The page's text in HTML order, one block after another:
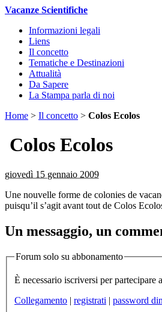
Vacanze Scientifiche
Informazioni legali
Liens
Il concetto
Tematiche e Destinazioni
Attualità
Da Sapere
La Stampa parla di noi
Home > Il concetto > Colos Ecolos
Colos Ecolos
giovedì 15 gennaio 2009
Une nouvelle forme de colonies de
puisqu’il s’agit avant tout de Colos
Un messaggio, un
Forum solo su abbonamento
Collegamento | registrati | password